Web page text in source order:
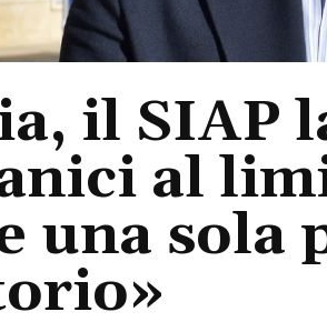
il SIAP
al
una sola